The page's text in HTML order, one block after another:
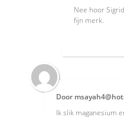
Nee hoor
fijn merk.
Door
Ik slik maganesium